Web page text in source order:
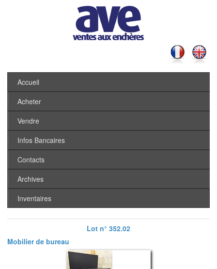
Accueil
Acheter
Vendre
Infos Bancaires
Contacts
Archives
Inventaires
Lot n° 352.02
Mobilier de bureau